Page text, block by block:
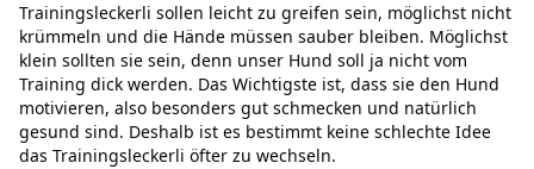
Trainingsleckerli sollen leicht zu greifen sein, möglichst nicht
krümmeln und die Hände müssen sauber bleiben. Möglichst
klein sollten sie sein, denn unser Hund soll ja nicht vom
Training dick werden. Das Wichtigste ist, dass sie den Hund
motivieren, also besonders gut schmecken und natürlich
gesund sind. Deshalb ist es bestimmt keine schlechte Idee
das Trainingsleckerli öfter zu wechseln.